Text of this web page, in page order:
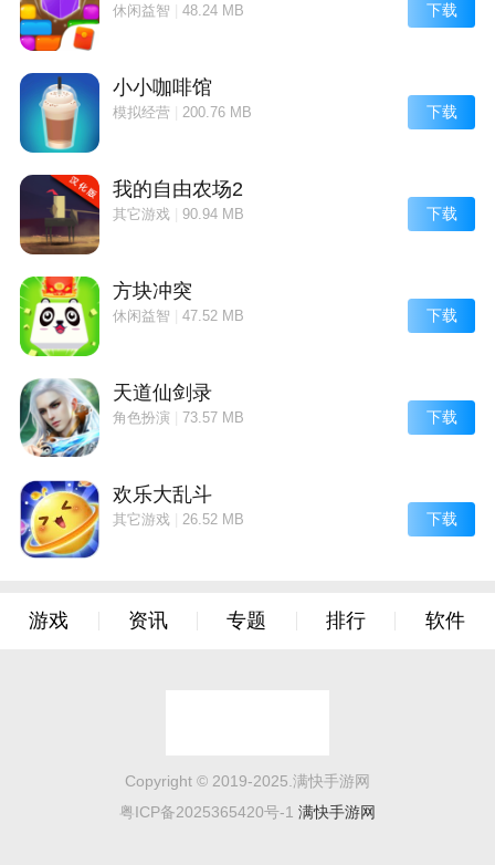
途的风景。
发现更多的精彩风光;
4、游戏体验还算可以吧做的不错的模拟驾驶类游戏。
5、基于现实交通与场景制作十分有趣好玩；
休闲益智 48.24 MB 下载
小小咖啡馆
模拟经营 200.76 MB 下载
我的自由农场2
其它游戏| 90.94 MB 下载
方块冲突
休闲益智 47.52 MB 下载
天道仙剑录
角色扮演| 73.57 MB 下载
欢乐大乱斗
其它游戏| 26.52 MB 下载
游戏 资讯 专题 排行 软件
Copyright © 2019-2025.满快手游网
粤ICP备2025365420号-1 满快手游网